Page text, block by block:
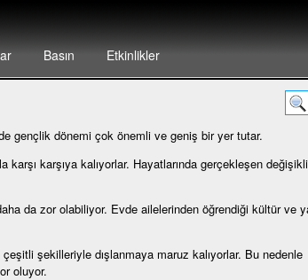
Basın Etkinlikler
gençlik dönemi çok önemli ve geniş bir yer tutar.
karşı karşıya kalıyorlar. Hayatlarında gerçekleşen
da zor olabiliyor. Evde ailelerinden öğrendiği kültür ve
çeşitli şekilleriyle dışlanmaya maruz kalıyorlar. Bu
oluyor.